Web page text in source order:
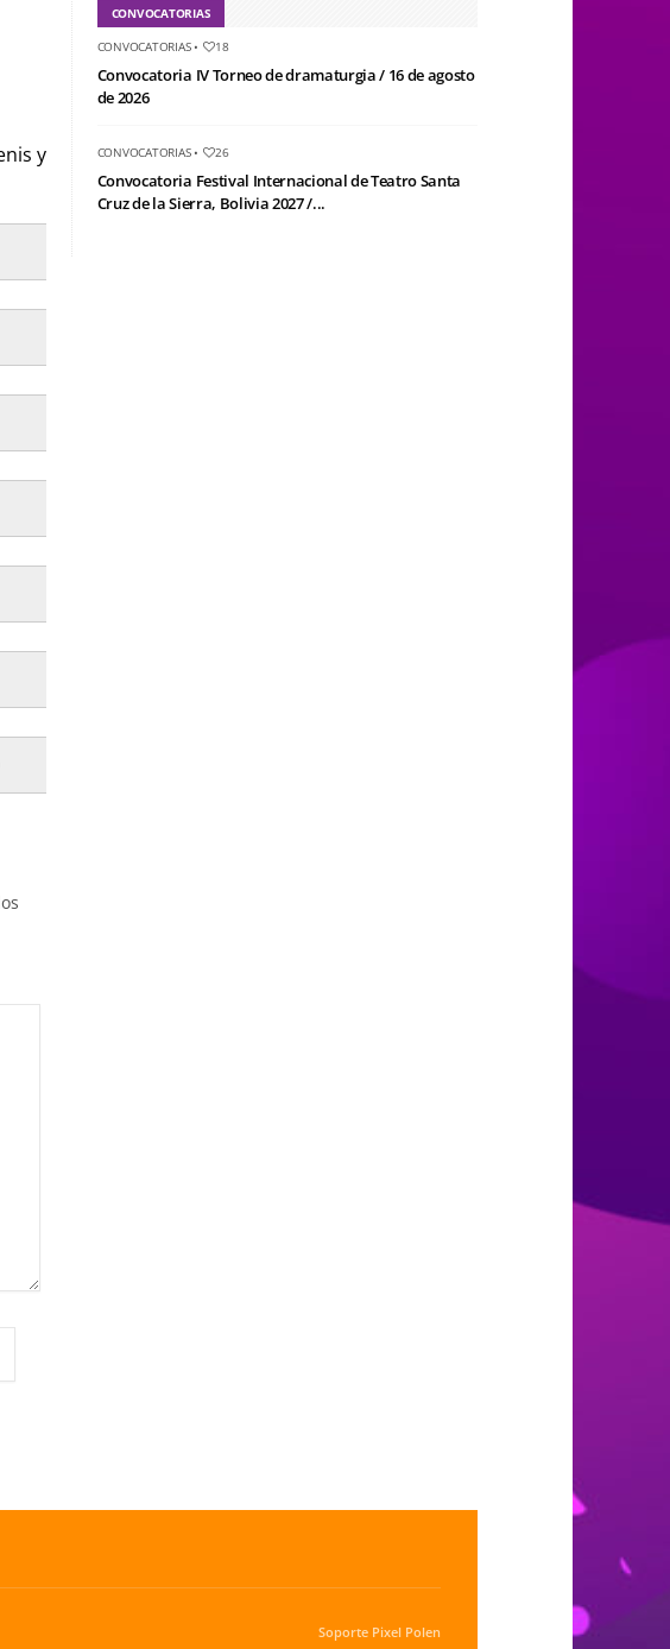
y
CONVOCATORIAS
CONVOCATORIAS• 18
Convocatoria IV Torneo de dramaturgia / 16 de agosto
de 2026
CONVOCATORIAS• 26
Convocatoria Festival Internacional de Teatro Santa
Cruz de la Sierra, Bolivia 2027 /...
Soporte Pixel Polen